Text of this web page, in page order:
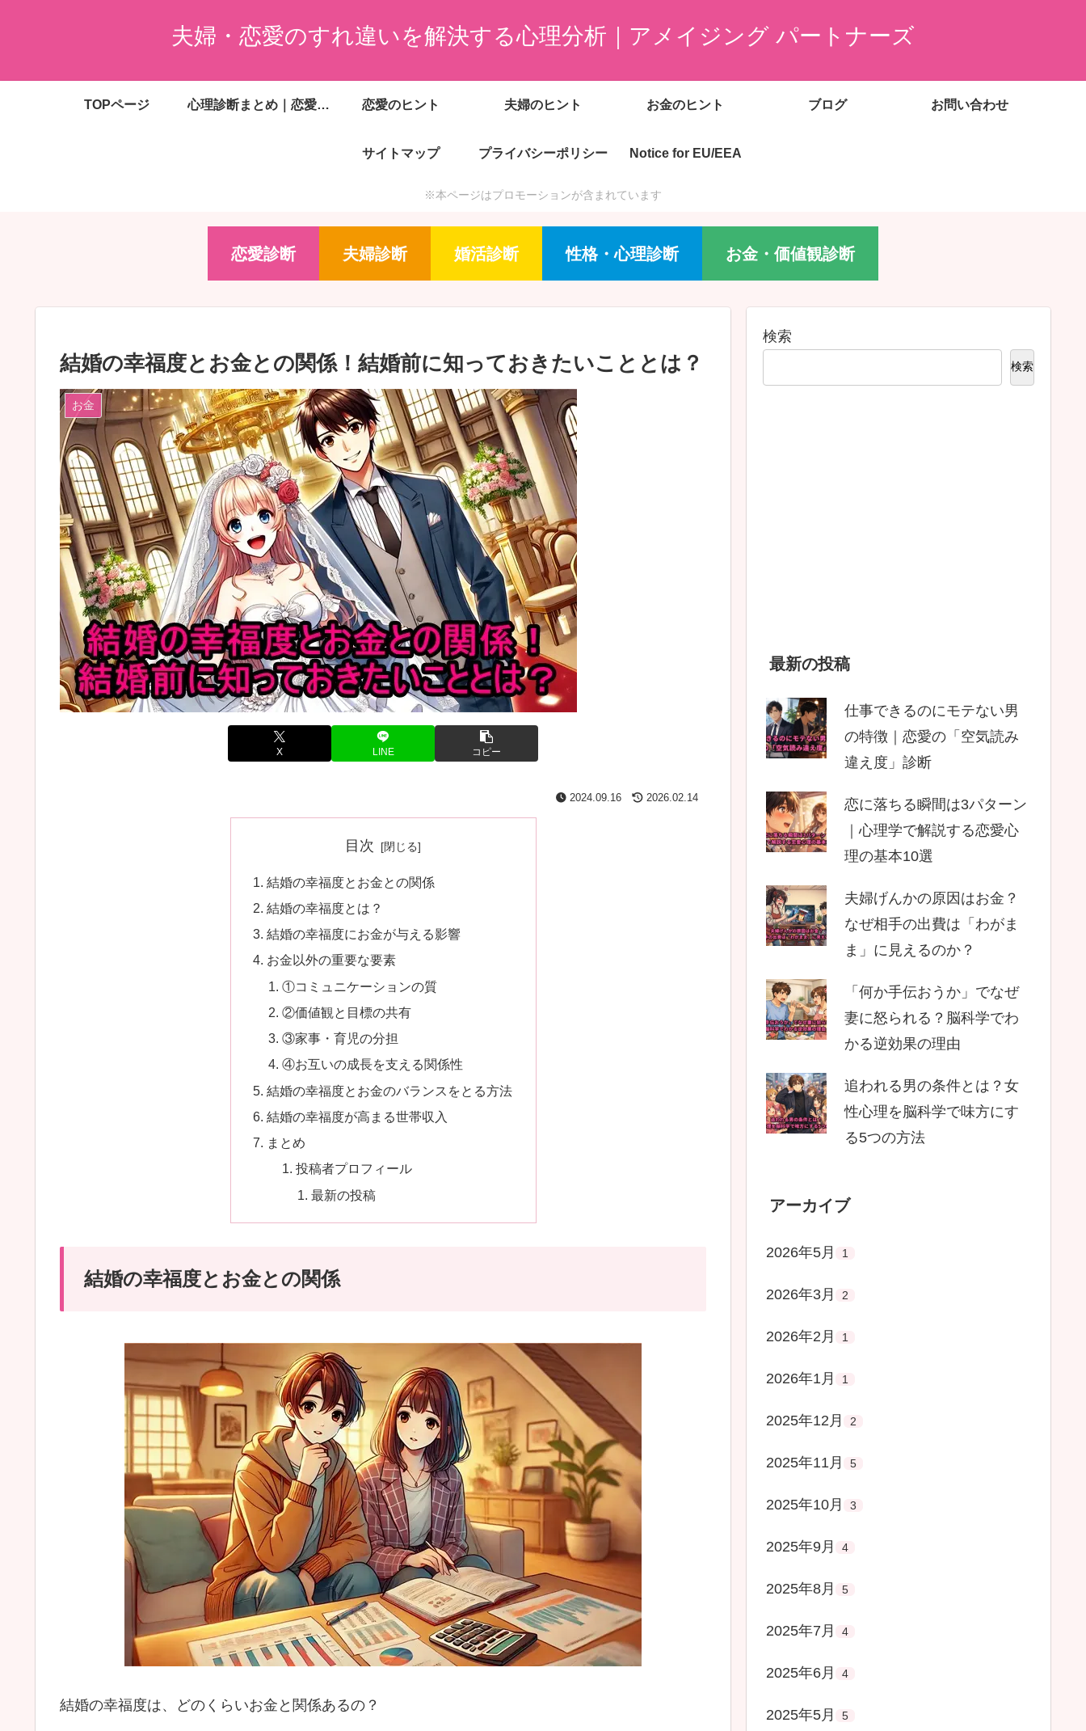
夫婦・恋愛のすれ違いを解決する心理分析｜アメイジング パートナーズ
TOPページ 心理診断まとめ｜恋愛・夫婦・婚活・金銭感覚がわかる無料診断一覧 恋愛のヒント 夫婦のヒント お金のヒント ブログ お問い合わせ
サイトマップ プライバシーポリシー Notice for EU/EEA
※本ページはプロモーションが含まれています
恋愛診断 夫婦診断 婚活診断 性格・心理診断 お金・価値観診断
結婚の幸福度とお金との関係！結婚前に知っておきたいこととは？
お金
X LINE コピー
2024.09.16 2026.02.14
目次
結婚の幸福度とお金との関係
結婚の幸福度とは？
結婚の幸福度にお金が与える影響
お金以外の重要な要素
①コミュニケーションの質
②価値観と目標の共有
③家事・育児の分担
④お互いの成長を支える関係性
結婚の幸福度とお金のバランスをとる方法
結婚の幸福度が高まる世帯収入
まとめ
投稿者プロフィール
最新の投稿
結婚の幸福度とお金との関係
結婚の幸福度は、どのくらいお金と関係あるの？
検索
検索
最新の投稿
仕事できるのにモテない男
の特徴｜恋愛の「空気読み
違え度」診断
恋に落ちる瞬間は3パターン
｜心理学で解説する恋愛心
理の基本10選
夫婦げんかの原因はお金？
なぜ相手の出費は「わがま
ま」に見えるのか？
「何か手伝おうか」でなぜ
妻に怒られる？脳科学でわ
かる逆効果の理由
追われる男の条件とは？女
性心理を脳科学で味方にす
る5つの方法
アーカイブ
2026年5月 1
2026年3月 2
2026年2月 1
2026年1月 1
2025年12月 2
2025年11月 5
2025年10月 3
2025年9月 4
2025年8月 5
2025年7月 4
2025年6月 4
2025年5月 5